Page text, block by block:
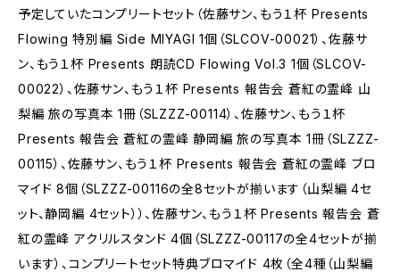
予定していたコンプリートセット（佐藤サン、もう１杯 Presents
Flowing 特別編 Side MIYAGI 1個（SLCOV-00021）、佐藤サ
ン、もう１杯 Presents 朗読CD Flowing Vol.3 1個（SLCOV-
00022）、佐藤サン、もう１杯 Presents 報告会 蒼紅の霊峰 山
梨編 旅の写真本 1冊（SLZZZ-00114）、佐藤サン、もう１杯
Presents 報告会 蒼紅の霊峰 静岡編 旅の写真本 1冊（SLZZZ-
00115）、佐藤サン、もう１杯 Presents 報告会 蒼紅の霊峰 ブロ
マイド 8個（SLZZZ-00116の全8セットが揃います（山梨編 4セ
ット、静岡編 4セット））、佐藤サン、もう１杯 Presents 報告会 蒼
紅の霊峰 アクリルスタンド 4個（SLZZZ-00117の全4セットが揃
います）、コンプリートセット特典ブロマイド 4枚（全4種（山梨編